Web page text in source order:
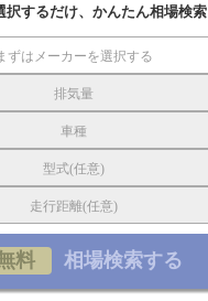
択するだけ、かんたん相場検索
ずはメーカーを選択する
排気量
車種
型式(任意)
走行距離(任意)